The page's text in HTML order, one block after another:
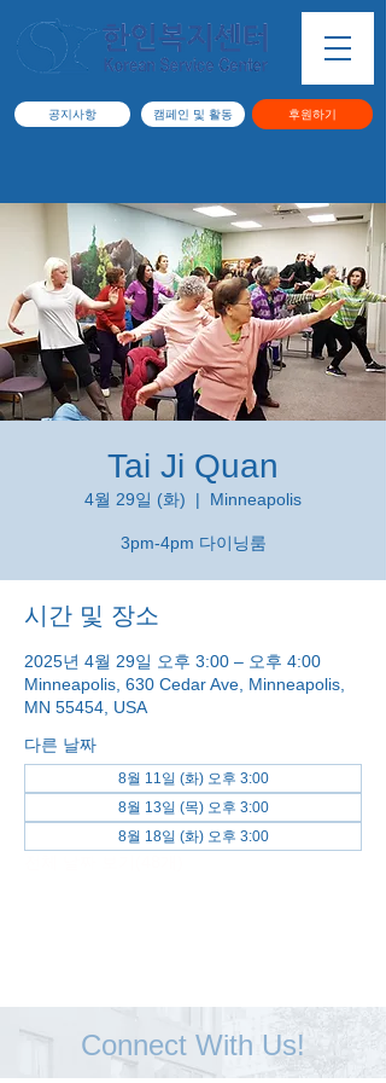
공지사항 캠페인 및 활동 후원하기
Tai Ji Quan
4월 29일 (화)
  |
Minneapolis
3pm-4pm 다이닝룸
시간 및 장소
2025년 4월 29일 오후 3:00 – 오후 4:00
Minneapolis, 630 Cedar Ave, Minneapolis,
MN 55454, USA
다른 날짜
8월 11일 (화) 오후 3:00
8월 13일 (목) 오후 3:00
8월 18일 (화) 오후 3:00
Connect With Us!